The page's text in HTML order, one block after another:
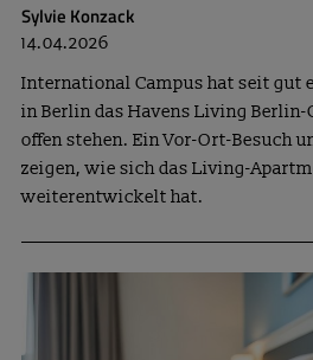
Sylvie Konzack
14.04.2026
International Campus hat seit gut
in Berlin das Havens Living
offen stehen. Ein Vor-Ort-Besuch
zeigen, wie sich das Living-
weiterentwickelt hat.